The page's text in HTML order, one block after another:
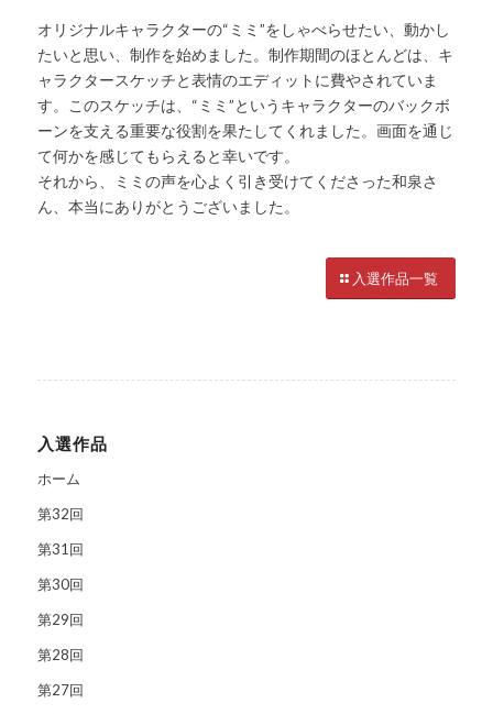
オリジナルキャラクターの“ミミ”をしゃべらせたい、動かし
たいと思い、制作を始めました。制作期間のほとんどは、キ
ャラクタースケッチと表情のエディットに費やされていま
す。このスケッチは、“ミミ”というキャラクターのバックボ
ーンを支える重要な役割を果たしてくれました。画面を通じ
て何かを感じてもらえると幸いです。
それから、ミミの声を心よく引き受けてくださった和泉さ
ん、本当にありがとうございました。
入選作品一覧
入選作品
ホーム
第32回
第31回
第30回
第29回
第28回
第27回